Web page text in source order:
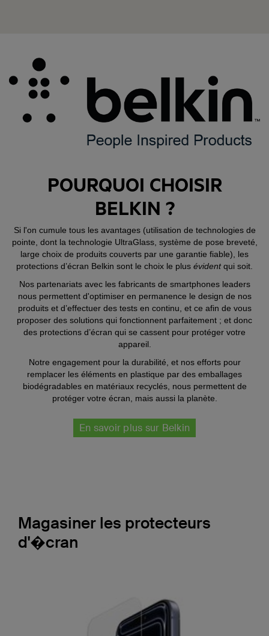
POURQUOI CHOISIR
BELKIN ?
Si l'on cumule tous les avantages (utilisation de technologies de
pointe, dont la technologie UltraGlass, système de pose breveté,
large choix de produits couverts par une garantie fiable), les
protections d’écran Belkin sont le choix le plus évidentqui soit.
Nos partenariats avec les fabricants de smartphones leaders
nous permettent d'optimiser en permanence le design de nos
produits et d’effectuer des tests en continu, et ce afin de vous
proposer des solutions qui fonctionnent parfaitement ; et donc
des protections d’écran qui se cassent pour protéger votre
appareil.
Notre engagement pour la durabilité, et nos efforts pour
remplacer les éléments en plastique par des emballages
biodégradables en matériaux recyclés, nous permettent de
protéger votre écran, mais aussi la planète.
En savoir plus sur Belkin
Magasiner les protecteurs
d'�cran